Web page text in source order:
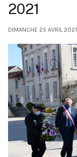
2021
DIMANCHE 25 AVRIL 2021